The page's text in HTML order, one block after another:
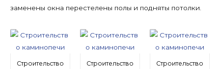
заменены окна перестелены полы и подняты потолки.
Строительство
Строительство
Строительство